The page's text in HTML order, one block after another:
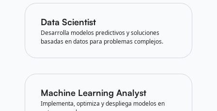
Data Scientist
Desarrolla modelos predictivos y soluciones
basadas en datos para problemas complejos.
Machine Learning Analyst
Implementa, optimiza y despliega modelos en